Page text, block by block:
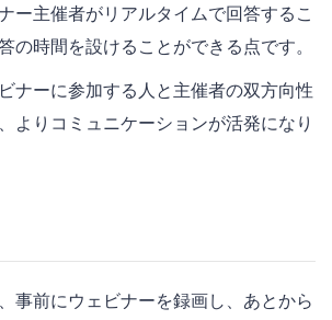
ー主催者がリアルタイムで回答するこ
の時間を設けることができる点です。
ナーに参加する人と主催者の双方向性
よりコミュニケーションが活発になり
事前にウェビナーを録画し、あとから